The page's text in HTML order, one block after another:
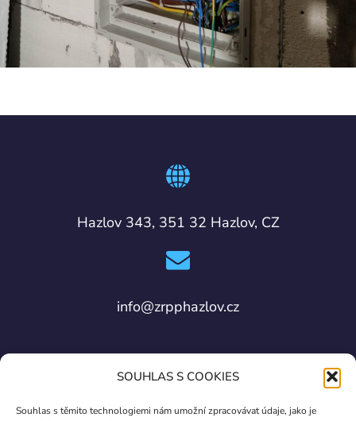
SOUHLAS S COOKIES
Souhlas s těmito technologiemi nám umožní zpracovávat údaje, jako je
Elektrikářské práce
Hazlov 343, 351 32 Hazlov, CZ
info@zrpphazlov.cz